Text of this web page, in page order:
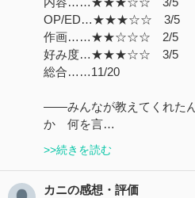
OP/ED…★★★☆☆ 3/5
作画……★★☆☆☆ 2/5
好み度…★★★☆☆ 3/5
総合……11/20
――みんなが教えてくれた
か 何を言…
>>続きを読む
カニの感想・評価